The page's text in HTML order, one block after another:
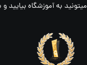
میتونید به آموزشگاه بیایید